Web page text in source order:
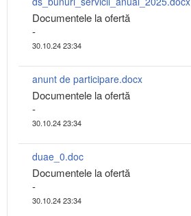
Documentele la ofertă
-
30.10.24 23:34
anunt de participare.docx
Documentele la ofertă
-
30.10.24 23:34
duae_0.doc
Documentele la ofertă
-
30.10.24 23:34